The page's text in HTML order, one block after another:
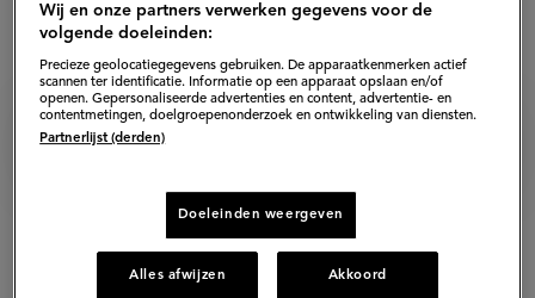
Eveline Wu
Wij en onze partners verwerken gegevens voor de
volgende doeleinden:
Precieze geolocatiegegevens gebruiken. De apparaatkenmerken actief
scannen ter identificatie. Informatie op een apparaat opslaan en/of
openen. Gepersonaliseerde advertenties en content, advertentie- en
contentmetingen, doelgroepenonderzoek en ontwikkeling van diensten.
Partnerlijst (derden)
Doeleinden weergeven
Alles afwijzen Akkoord